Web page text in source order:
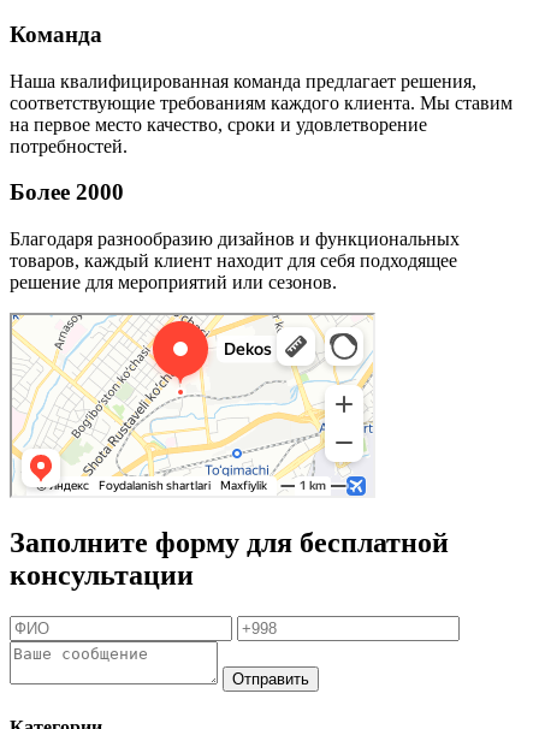
Команда
Наша квалифицированная команда предлагает решения,
соответствующие требованиям каждого клиента. Мы ставим
на первое место качество, сроки и удовлетворение
потребностей.
Более 2000
Благодаря разнообразию дизайнов и функциональных
товаров, каждый клиент находит для себя подходящее
решение для мероприятий или сезонов.
Заполните форму для бесплатной
консультации
Отправить